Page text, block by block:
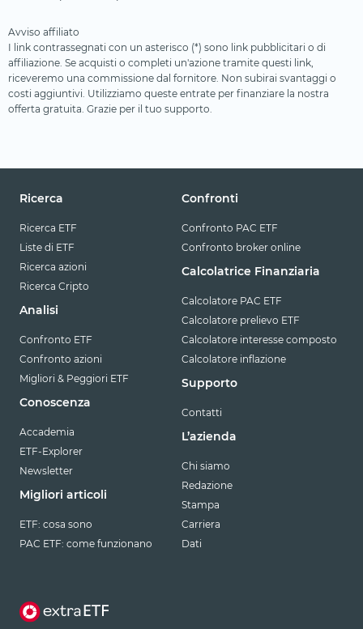
Avviso affiliato
I link contrassegnati con un asterisco (*) sono link pubblicitari o di
affiliazione. Se acquisti o completi un'azione tramite questi link,
riceveremo una commissione dal fornitore. Non subirai svantaggi o
costi aggiuntivi. Utilizziamo queste entrate per finanziare la nostra
offerta gratuita. Grazie per il tuo supporto.
Ricerca
Ricerca ETF
Liste di ETF
Ricerca azioni
Ricerca Cripto
Analisi
Confronto ETF
Confronto azioni
Migliori & Peggiori ETF
Conoscenza
Accademia
ETF-Explorer
Newsletter
Migliori articoli
ETF: cosa sono
PAC ETF: come funzionano
Confronti
Confronto PAC ETF
Confronto broker online
Calcolatrice Finanziaria
Calcolatore PAC ETF
Calcolatore prelievo ETF
Calcolatore interesse composto
Calcolatore inflazione
Supporto
Contatti
L’azienda
Chi siamo
Redazione
Stampa
Carriera
Dati